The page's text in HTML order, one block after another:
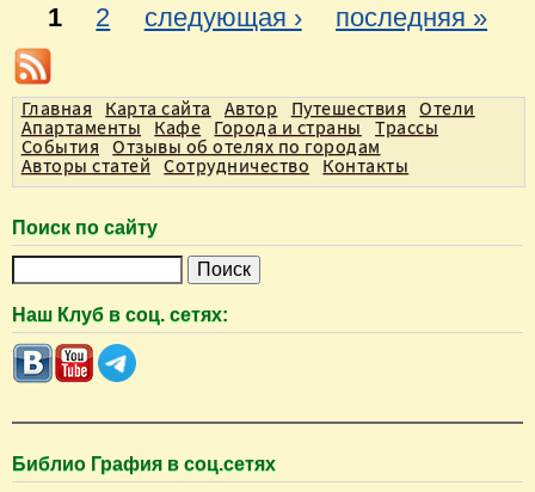
С
т
р
а
н
и
ц
ы
1 2 следующая › последняя »
Главная Карта сайта Автор Путешествия
Отели
Апартаменты
Кафе Города и страны
Трассы
События
Отзывы об отелях по городам
Авторы статей
Сотрудничество Контакты
Поиск по сайту
и
с
к
Наш Клуб в соц. сетях:
Библио Графия в соц.сетях